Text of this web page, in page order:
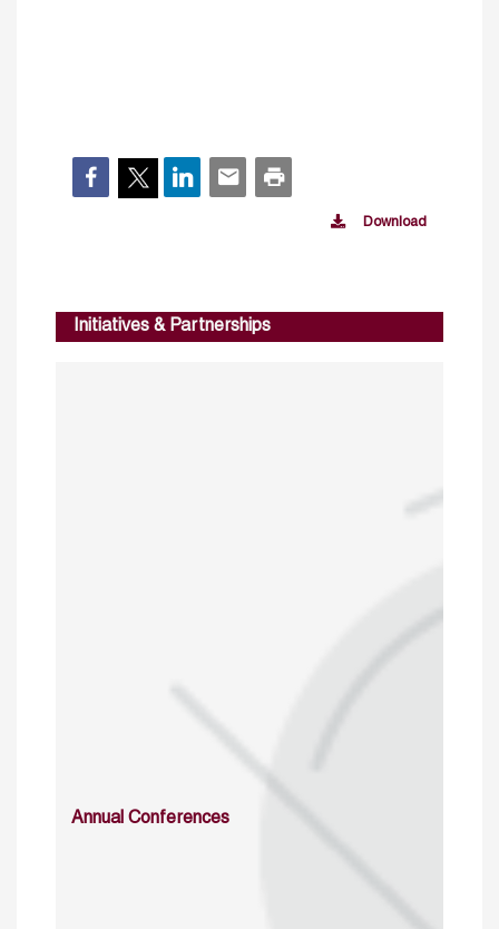
Download
Initiatives & Partnerships
Annual Conferences